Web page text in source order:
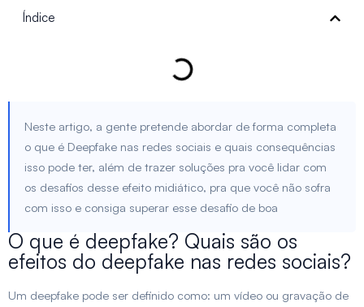
Índice
Neste artigo, a gente pretende abordar de forma completa
o que é Deepfake nas redes sociais e quais consequências
isso pode ter, além de trazer soluções pra você lidar com
os desafios desse efeito midiático, pra que você não sofra
com isso e consiga superar esse desafio de boa
O que é deepfake? Quais são os
efeitos do deepfake nas redes sociais?
Um deepfake pode ser definido como: um vídeo ou gravação de